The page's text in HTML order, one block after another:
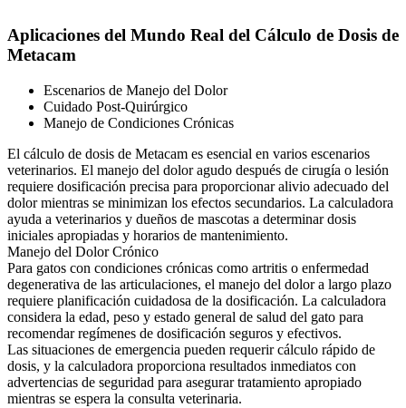
Aplicaciones del Mundo Real del Cálculo de Dosis de
Metacam
Escenarios de Manejo del Dolor
Cuidado Post-Quirúrgico
Manejo de Condiciones Crónicas
El cálculo de dosis de Metacam es esencial en varios escenarios
veterinarios. El manejo del dolor agudo después de cirugía o lesión
requiere dosificación precisa para proporcionar alivio adecuado del
dolor mientras se minimizan los efectos secundarios. La calculadora
ayuda a veterinarios y dueños de mascotas a determinar dosis
iniciales apropiadas y horarios de mantenimiento.
Manejo del Dolor Crónico
Para gatos con condiciones crónicas como artritis o enfermedad
degenerativa de las articulaciones, el manejo del dolor a largo plazo
requiere planificación cuidadosa de la dosificación. La calculadora
considera la edad, peso y estado general de salud del gato para
recomendar regímenes de dosificación seguros y efectivos.
Las situaciones de emergencia pueden requerir cálculo rápido de
dosis, y la calculadora proporciona resultados inmediatos con
advertencias de seguridad para asegurar tratamiento apropiado
mientras se espera la consulta veterinaria.